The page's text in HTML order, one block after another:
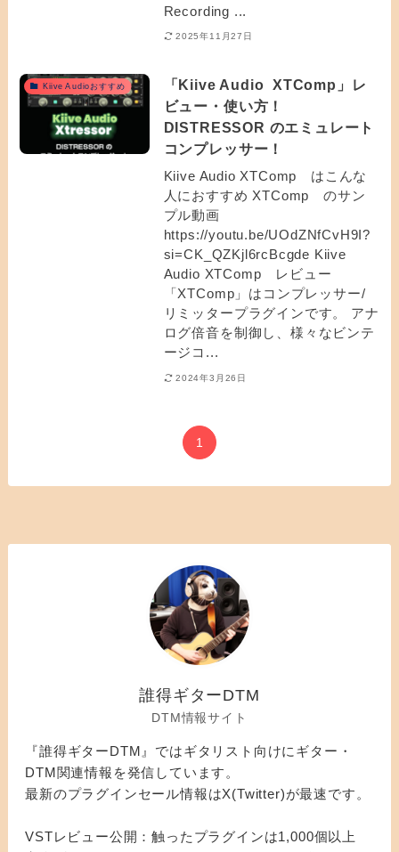
Recording ...
2025年11月27日
Kiive Audioおすすめ
「Kiive Audio XTComp」レ
ビュー・使い方！
DISTRESSOR のエミュレート
コンプレッサー！
Kiive Audio XTComp はこんな
人におすすめ XTComp のサン
プル動画
https://youtu.be/UOdZNfCvH9I?
si=CK_QZKjl6rcBcgde Kiive
Audio XTComp レビュー
「XTComp」はコンプレッサー/
リミッタープラグインです。 アナ
ログ倍音を制御し、様々なビンテ
ージコ...
2024年3月26日
1
誰得ギターDTM
DTM情報サイト
『誰得ギターDTM』ではギタリスト向けにギター・
DTM関連情報を発信しています。
最新のプラグインセール情報はX(Twitter)が最速です。
VSTレビュー公開：触ったプラグインは1,000個以上